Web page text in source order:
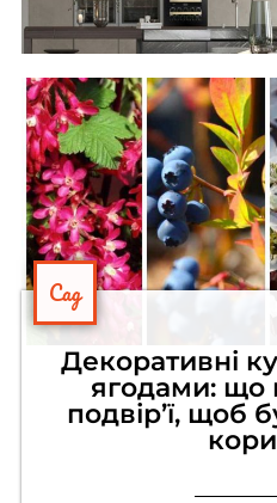
Сад
Декоративні
ягодами: що
подвір’ї, щоб